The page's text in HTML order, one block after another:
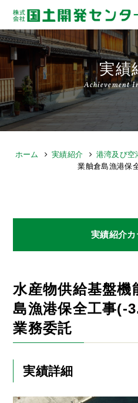
実績
Achievement
ホーム 実績紹介 港湾及び空
業舳倉島漁港保
実績紹介
水産物供給基盤機
島漁港保全工事(-
業務委託
実績詳細